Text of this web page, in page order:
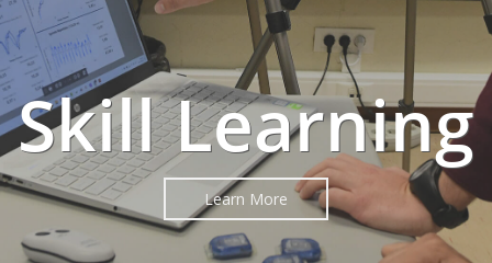
Skill Learning
Learn More